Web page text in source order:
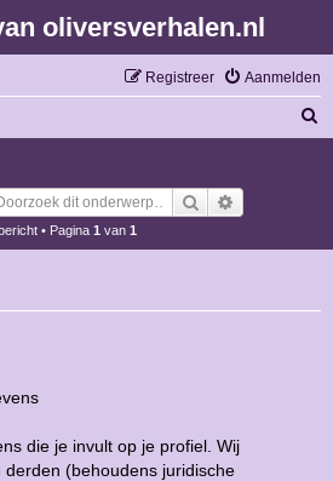
oliversverhalen.nl
Aanmelden
Registreer
Zoek
• Pagina 1 van 1
die je invult op je profiel. Wij
(behoudens juridische